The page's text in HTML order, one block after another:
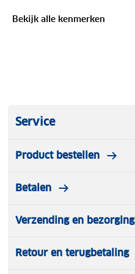
Bekijk alle kenmerken
Service
Product bestellen
Betalen
Verzending en bezorging
Retour en terugbetaling